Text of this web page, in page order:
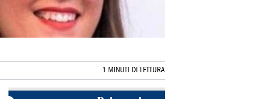
1 MINUTI DI LETTURA